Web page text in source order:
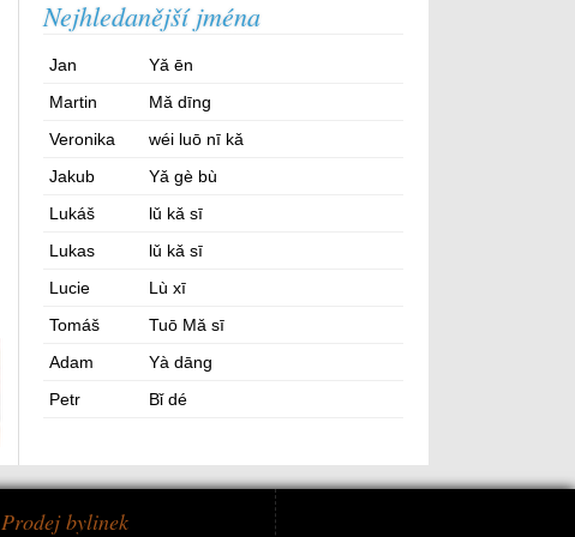
Nejhledanější jména
Jan
Yǎ ēn
Martin
Mǎ dīng
Veronika
wéi luō nī kǎ
Jakub
Yǎ gè bù
Lukáš
lǔ kǎ sī
Lukas
lǔ kǎ sī
Lucie
Lù xī
Tomáš
Tuō Mǎ sī
Adam
Yà dāng
Petr
Bǐ dé
Prodej bylinek